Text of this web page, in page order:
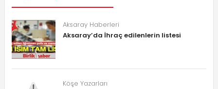
Aksaray Haberleri
Aksaray’da İhraç edilenlerin listesi
Köşe Yazarları